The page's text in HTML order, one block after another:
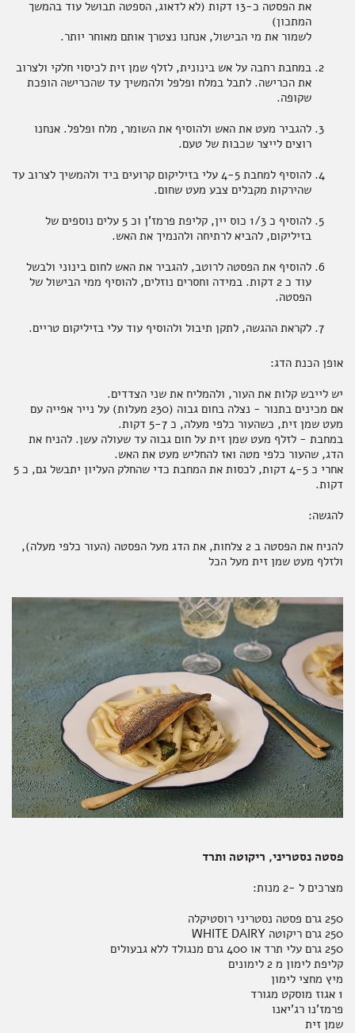
את הפסטה כ-13 דקות (לא לדאוג, הספטה תבושל עוד בהמשך
המתכון)
לשמור את מי הבישול, אנחנו נצטרך אותם מאוחר יותר.
במחבת רחבה על אש בינונית, לזלף שמן זית לכיסוי חלקי ולצרוב
את הכרישה. לתבל במלח ופלפל ולהמשיך עד שהכרישה הופכת
שקופה.
להגביר מעט את האש ולהוסיף את השומר, מלח ופלפל. אנחנו
רוצים לייצר שכבות של טעם.
להוסיף למחבת 4-5 עלי בזיליקום קרועים ביד ולהמשיך לצרוב עד
שהירקות מקבלים צבע מעט שחום.
להוסיף כ 1/3 כוס יין, קליפת פרמז'ן וכ 5 עלים נוספים של
בזיליקום, להביא לרתיחה ולהנמיך את האש.
להוסיף את הפסטה לרוטב, להגביר את האש לחום בינוני ולבשל
עוד כ 2 דקות. במידה וחסרים נוזלים, להוסיף ממי הבישול של
הפסטה.
לקראת ההגשה, לתקן תיבול ולהוסיף עוד עלי בזיליקום טריים.
אופן הכנת הדג:
יש לייבש קלות את העור, ולהמליח את שני הצדדים.
אם מכינים בתנור - נצלה בחום גבוה (230 מעלות) על נייר אפייה עם
מעט שמן זית, כשהעור כלפי מעלה, כ 5-7 דקות.
במחבת - לזלף מעט שמן זית על חום גבוה עד שעולה עשן. להניח את
הדג, שהעור כלפי מטה ואז להחליש מעט את האש.
אחרי כ 4-5 דקות, לכסות את המחבת כדי שהחלק העליון יתבשל גם, כ 5
דקות.
להגשה:
להניח את הפסטה ב 2 צלחות, את הדג מעל הפסטה (העור כלפי מעלה),
ולזלף מעט שמן זית מעל הכל
פסטה נסטריני, ריקוטה ותרד
מצרכים ל -2 מנות:
250 גרם פסטה נסטריני רוסטיקלה
250 גרם ריקוטה WHITE DAIRY
250 גרם עלי תרד או 400 גרם מנגולד ללא גבעולים
קליפת לימון מ 2 לימונים
מיץ מחצי לימון
1 אגוז מוסקט מגורד
פרמז'נו רג'יאנו
שמן זית